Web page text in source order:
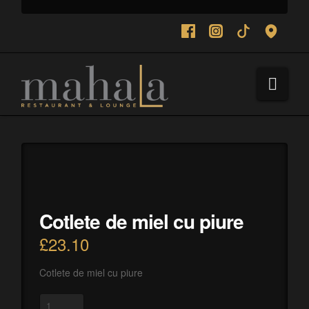
Cotlete de miel cu piure
£23.10
Cotlete de miel cu piure
Cotlete